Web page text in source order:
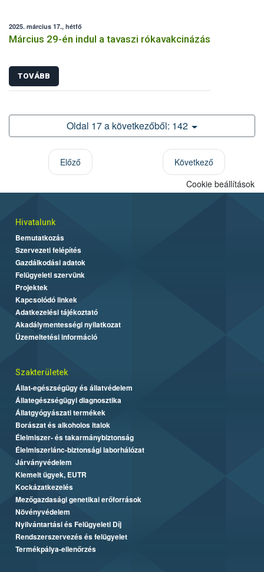
2025. március 17., hétfő
Március 29-én indul a tavaszi rókavakcinázás
TOVÁBB
Oldal 17 a következőből: 142
Előző
Következő
Cookie beállítások
Hivatalunk
Bemutatkozás
Szervezeti felépítés
Gazdálkodási adatok
Felügyeleti szervünk
Projektek
Kapcsolódó linkek
Adatkezelési tájékoztató
Akadálymentességi nyilatkozat
Üzemeltetési információ
Szakterületek
Állat-egészségügy és állatvédelem
Állategészségügyi diagnosztika
Állatgyógyászati termékek
Borászat és alkoholos italok
Élelmiszer- és takarmánybiztonság
Élelmiszerlánc-biztonsági laborhálózat
Járványvédelem
Kiemelt ügyek, EUTR
Kockázatkezelés
Mezőgazdasági genetikai erőforrások
Növényvédelem
Nyilvántartási és Felügyeleti Díj
Rendszerszervezés és felügyelet
Termékpálya-ellenőrzés